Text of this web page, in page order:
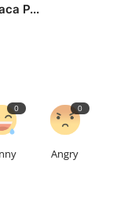
P...
0 0
Angry